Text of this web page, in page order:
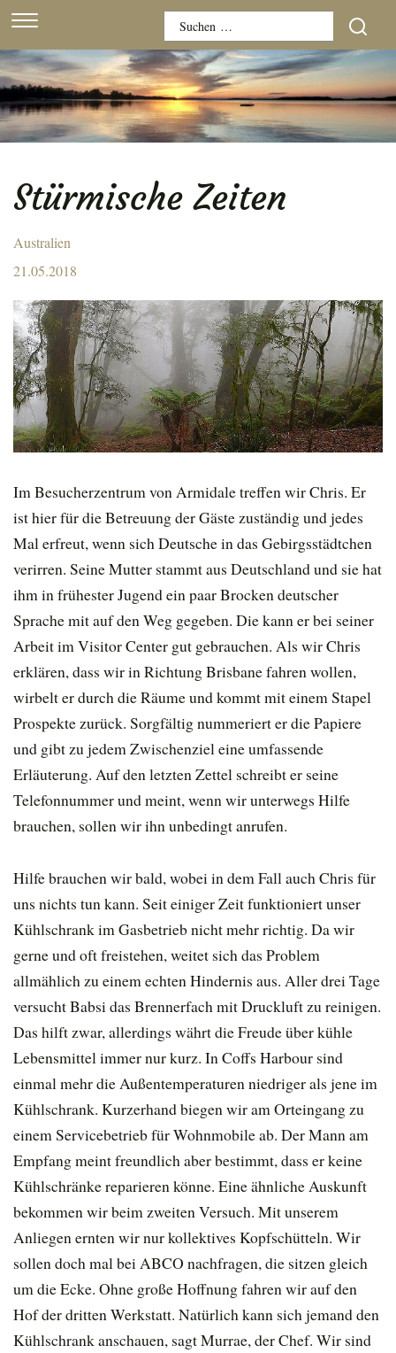
Skip
content
Suchen
nach:
Stürmische Zeiten
Australien
Posted
21.05.2018
Im Besucherzentrum von Armidale treffen wir Chris. Er
ist hier für die Betreuung der Gäste zuständig und jedes
Mal erfreut, wenn sich Deutsche in das Gebirgsstädtchen
verirren. Seine Mutter stammt aus Deutschland und sie hat
ihm in frühester Jugend ein paar Brocken deutscher
Sprache mit auf den Weg gegeben. Die kann er bei seiner
Arbeit im Visitor Center gut gebrauchen. Als wir Chris
erklären, dass wir in Richtung Brisbane fahren wollen,
wirbelt er durch die Räume und kommt mit einem Stapel
Prospekte zurück. Sorgfältig nummeriert er die Papiere
und gibt zu jedem Zwischenziel eine umfassende
Erläuterung. Auf den letzten Zettel schreibt er seine
Telefonnummer und meint, wenn wir unterwegs Hilfe
brauchen, sollen wir ihn unbedingt anrufen.
Hilfe brauchen wir bald, wobei in dem Fall auch Chris für
uns nichts tun kann. Seit einiger Zeit funktioniert unser
Kühlschrank im Gasbetrieb nicht mehr richtig. Da wir
gerne und oft freistehen, weitet sich das Problem
allmählich zu einem echten Hindernis aus. Aller drei Tage
versucht Babsi das Brennerfach mit Druckluft zu reinigen.
Das hilft zwar, allerdings währt die Freude über kühle
Lebensmittel immer nur kurz. In Coffs Harbour sind
einmal mehr die Außentemperaturen niedriger als jene im
Kühlschrank. Kurzerhand biegen wir am Orteingang zu
einem Servicebetrieb für Wohnmobile ab. Der Mann am
Empfang meint freundlich aber bestimmt, dass er keine
Kühlschränke reparieren könne. Eine ähnliche Auskunft
bekommen wir beim zweiten Versuch. Mit unserem
Anliegen ernten wir nur kollektives Kopfschütteln. Wir
sollen doch mal bei ABCO nachfragen, die sitzen gleich
um die Ecke. Ohne große Hoffnung fahren wir auf den
Hof der dritten Werkstatt. Natürlich kann sich jemand den
Kühlschrank anschauen, sagt Murrae, der Chef. Wir sind